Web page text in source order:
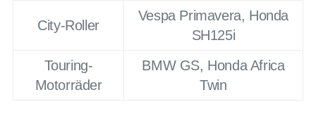
City-Roller
Vespa Primavera, Honda
SH125i
Touring-
Motorräder
BMW GS, Honda Africa
Twin